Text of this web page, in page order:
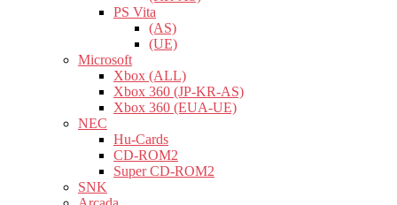
PS Vita
(AS)
(UE)
Microsoft
Xbox (ALL)
Xbox 360 (JP-KR-AS)
Xbox 360 (EUA-UE)
NEC
Hu-Cards
CD-ROM2
Super CD-ROM2
SNK